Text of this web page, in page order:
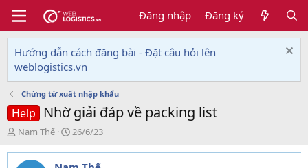
Đăng nhập Đăng ký
Hướng dẫn cách đăng bài - Đặt câu hỏi lên
weblogistics.vn
Chứng từ xuất nhập khẩu
Help Nhờ giải đáp về packing list
T
h
r
Nam Thế
N
g
à
26/6/23